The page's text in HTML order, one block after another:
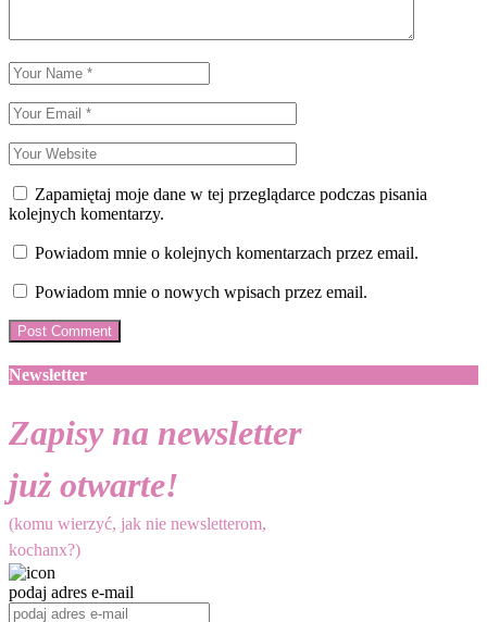
Zapamiętaj moje dane w tej przeglądarce podczas pisania
kolejnych komentarzy.
Powiadom mnie o kolejnych komentarzach przez email.
Powiadom mnie o nowych wpisach przez email.
Newsletter
Zapisy na newsletter
już otwarte!
(komu wierzyć, jak nie newsletterom,
kochanx?)
podaj adres e-mail